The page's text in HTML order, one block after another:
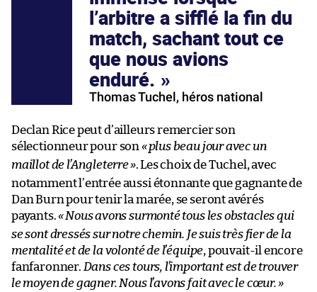
l’arbitre a sifflé la fin du
match, sachant tout ce
que nous avions
enduré.
Thomas Tuchel, héros national
Declan Rice peut d’ailleurs remercier son
sélectionneur pour son «plus beau jour avec un
maillot de l’Angleterre». Les choix de Tuchel, avec
notamment l’entrée aussi étonnante que gagnante de
Dan Burn pour tenir la marée, se seront avérés
payants.«Nous avons surmonté tous les obstacles qui
se sont dressés sur notre chemin. Je suis très fier de la
mentalité et de la volonté de l’équipe, pouvait-il encore
fanfaronner. Dans ces tours, l’important est de trouver
le moyen de gagner. Nous l’avons fait avec le cœur.»